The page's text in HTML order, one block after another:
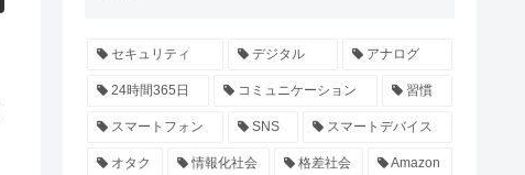
セキュリティ デジタル アナログ
24時間365日 コミュニケーション 習慣
スマートフォン SNS スマートデバイス
オタク 情報化社会 格差社会 Amazon